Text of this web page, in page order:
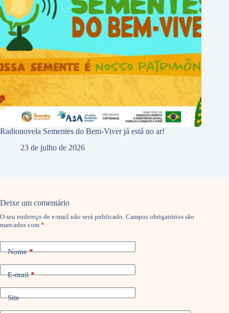
Radionovela Sementes do Bem-Viver já está no ar!
23 de julho de 2026
Deixe um comentário
O seu endereço de e-mail não será publicado. Campos obrigatórios são
marcados com *
Nome*
E-mail*
Site